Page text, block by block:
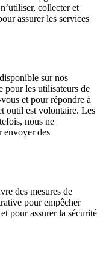
collecter et
assurer les services
sur nos
pour les utilisateurs de
et pour répondre à
outil est volontaire. Les
nous ne
envoyer des
des mesures de
pour empêcher
pour assurer la sécurité